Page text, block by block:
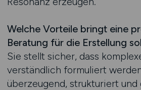
Welche Vorteile bringt eine
Beratung für die Erstellung
Sie stellt sicher, dass
verständlich formuliert
überzeugend, strukturiert und